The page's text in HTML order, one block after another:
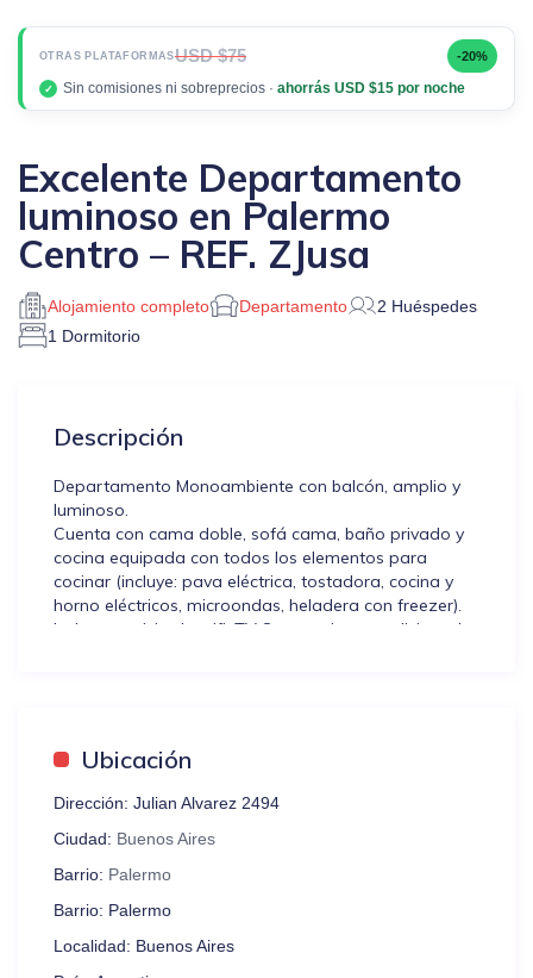
OTRAS PLATAFORMASUSD $75 -20%
✓ Sin comisiones ni sobreprecios ·ahorrás USD $15 por noche
Excelente Departamento
luminoso en Palermo
Centro – REF. ZJusa
Alojamiento completo Departamento
2 Huéspedes
1 Dormitorio
Descripción
Departamento Monoambiente con balcón, amplio y
luminoso.
Cuenta con cama doble, sofá cama, baño privado y
cocina equipada con todos los elementos para
cocinar (incluye: pava eléctrica, tostadora, cocina y
horno eléctricos, microondas, heladera con freezer).
Incluye servicio de wifi, TV Smart, aire acondicionado
Hipódromo de Palermo, la Embajada de Estados
Unidos, el Shopping Alto Palermo y con variada
oferta gastronómica y cultura en los alrededores.
Los huéspedes tendrán acceso al cuarto de laundry
las máquinas deben comprar una ficha por cada
lavado y secado, de la marca Lava Ya (se consiguen
Ubicación
Dirección: Julian Alvarez 2494
Ciudad: Buenos Aires
Barrio: Palermo
Barrio: Palermo
Localidad: Buenos Aires